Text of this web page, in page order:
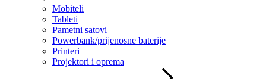
Mobiteli
Tableti
Pametni satovi
Powerbank/prijenosne baterije
Printeri
Projektori i oprema